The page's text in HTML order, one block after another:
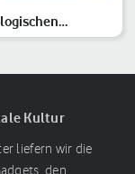
Kultur
liefern wir die
den